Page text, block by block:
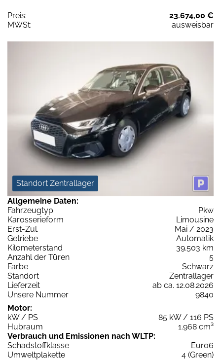
Preis:
23.674,00 €
MWSt:
ausweisbar
Standort Zentrallager
Allgemeine Daten:
Fahrzeugtyp
Pkw
Karosserieform
Limousine
Erst-Zul.
Mai / 2023
Getriebe
Automatik
Kilometerstand
39.503 km
Anzahl der Türen
5
Farbe
Schwarz
Standort
Zentrallager
Lieferzeit
ab ca. 12.08.2026
Unsere Nummer
9840
Motor:
kW / PS
85 kW / 116 PS
Hubraum
1.968 cm³
Verbrauch und Emissionen nach WLTP:
Schadstoffklasse
Euro6
Umweltplakette
4 (Green)